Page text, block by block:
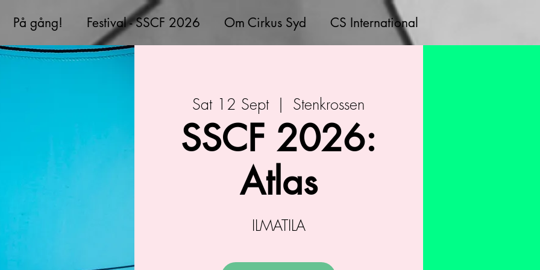
På gång! Festival - SSCF 2026 Om Cirkus Syd CS International
Sat 12 Sept
  |
Stenkrossen
SSCF 2026:
Atlas
ILMATILA